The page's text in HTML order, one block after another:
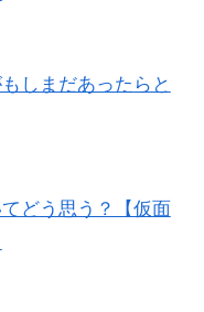
しまだあったらと
どう思う？【仮面